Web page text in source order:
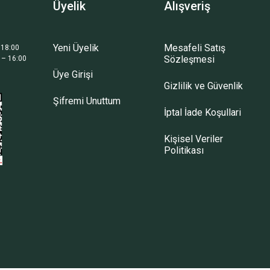
16:00
Üyelik
Yeni Üyelik
Üye Girişi
Şifremi Unuttum
Alışveriş
Mesafeli Satış
Sözleşmesi
Gizlilik ve Güvenlik
İptal İade Koşullari
Kişisel Veriler
Politikası